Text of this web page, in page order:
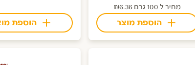
מחיר ל 100 גרם ₪6.36
הוספת מוצר הוספת